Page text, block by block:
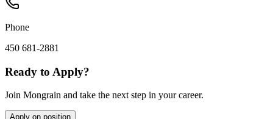
Phone
450 681-2881
Ready to Apply?
Join Mongrain and take the next step in your career.
Apply on position